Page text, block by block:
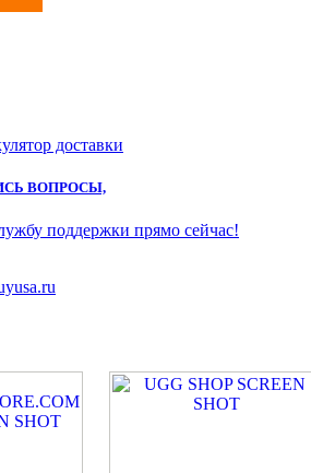
доставки
ВОПРОСЫ,
поддержки прямо сейчас!